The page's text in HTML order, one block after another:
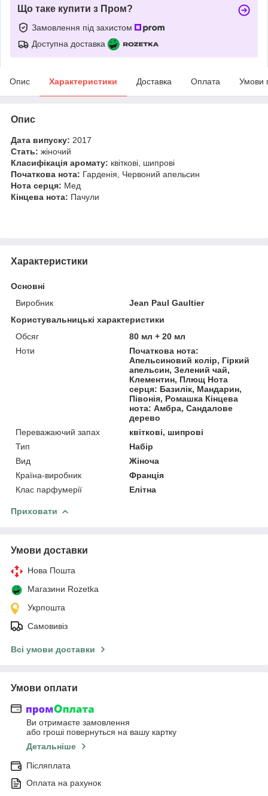
Що таке купити з Пром?
Замовлення під захистом
Доступна доставка
Опис Характеристики Доставка Оплата Умови
Опис
Дата випуску: 2017
Стать: жіночий
Класифікація аромату: квіткові, шипрові
Початкова нота: Гарденія, Червоний апельсин
Нота серця: Мед
Кінцева нота: Пачули
Характеристики
Основні
Виробник
Jean Paul Gaultier
Користувальницькі характеристики
Обсяг
80 мл + 20 мл
Ноти
Початкова нота:
Апельсиновий колір, Гіркий
апельсин, Зелений чай,
Клементин, Плющ Нота
серця: Базилік, Мандарин,
Півонія, Ромашка Кінцева
нота: Амбра, Сандалове
дерево
Переважаючий запах
квіткові, шипрові
Тип
Набір
Вид
Жіноча
Країна-виробник
Франція
Клас парфумерії
Елітна
Приховати
Умови доставки
Нова Пошта
Магазини Rozetka
Укрпошта
Самовивіз
Всі умови доставки
Умови оплати
Ви отримаєте замовлення
або гроші повернуться на вашу картку
Детальніше
Післяплата
Оплата на рахунок